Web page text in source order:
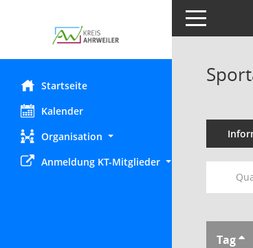
Startseite
Kalender
Organisation
Anmeldung KT-Mitglieder
Toggle
Tag